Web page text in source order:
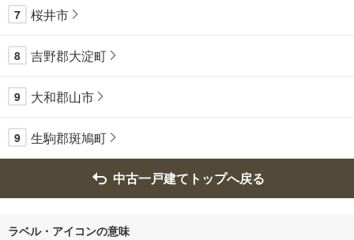
7 桜井市
8 吉野郡大淀町
9 大和郡山市
9 生駒郡斑鳩町
中古一戸建てトップへ戻る
ラベル・アイコンの意味